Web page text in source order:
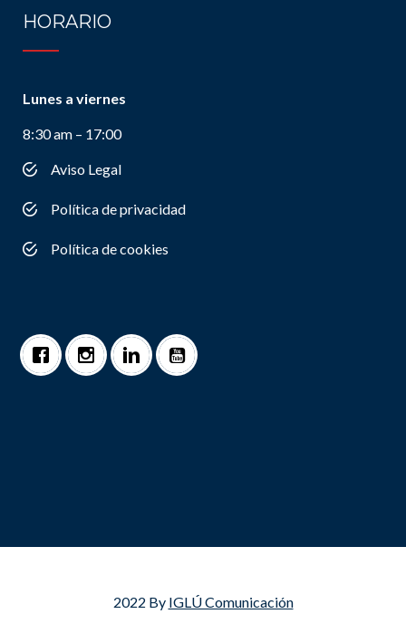
HORARIO
Lunes a viernes
8:30 am – 17:00
Aviso Legal
Política de privacidad
Política de cookies
2022 By IGLÚ Comunicación